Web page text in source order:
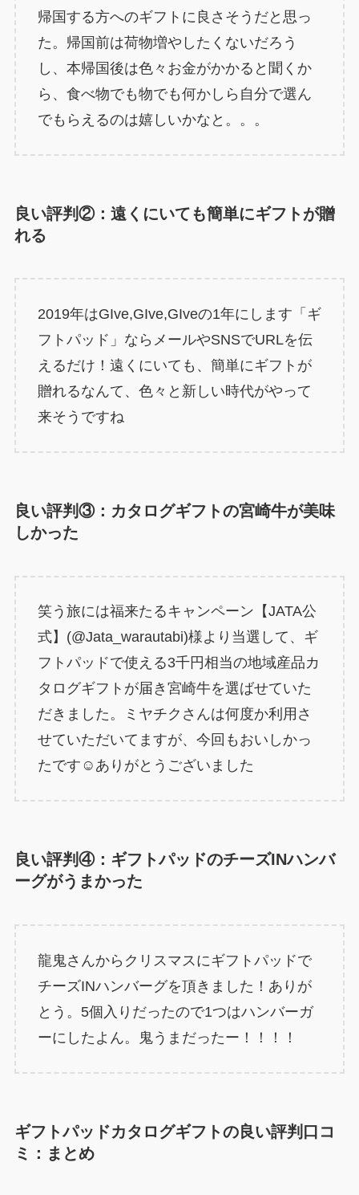
帰国する方へのギフトに良さそうだと思っ
た。帰国前は荷物増やしたくないだろう
し、本帰国後は色々お金がかかると聞くか
ら、食べ物でも物でも何かしら自分で選ん
でもらえるのは嬉しいかなと。。。
良い評判②：遠くにいても簡単にギフトが贈
れる
2019年はGIve,GIve,GIveの1年にします「ギ
フトパッド」ならメールやSNSでURLを伝
えるだけ！遠くにいても、簡単にギフトが
贈れるなんて、色々と新しい時代がやって
来そうですね
良い評判③：カタログギフトの宮崎牛が美味
しかった
笑う旅には福来たるキャンペーン【JATA公
式】(@Jata_warautabi)様より当選して、ギ
フトパッドで使える3千円相当の地域産品カ
タログギフトが届き宮崎牛を選ばせていた
だきました。ミヤチクさんは何度か利用さ
せていただいてますが、今回もおいしかっ
たです☺️ありがとうございました
良い評判④：ギフトパッドのチーズINハンバ
ーグがうまかった
龍鬼さんからクリスマスにギフトパッドで
チーズINハンバーグを頂きました！ありが
とう。5個入りだったので1つはハンバーガ
ーにしたよん。鬼うまだったー！！！！
ギフトパッドカタログギフトの良い評判口コ
ミ：まとめ